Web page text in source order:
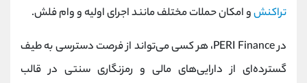
تراکنشو امکان حملات مختلف مانند اجرای اولیه و وام فلش.
در PERI Finance، هر کسی می‌تواند از فرصت دسترسی به طیف
گسترده‌ای از دارایی‌های مالی و رمزنگاری سنتی در قالب